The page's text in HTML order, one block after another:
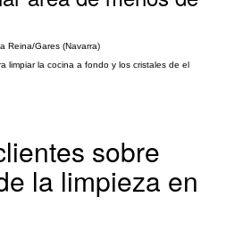
Reina/Gares (Navarra)
limpiar la cocina a fondo y los cristales de el
sobre
la limpieza en